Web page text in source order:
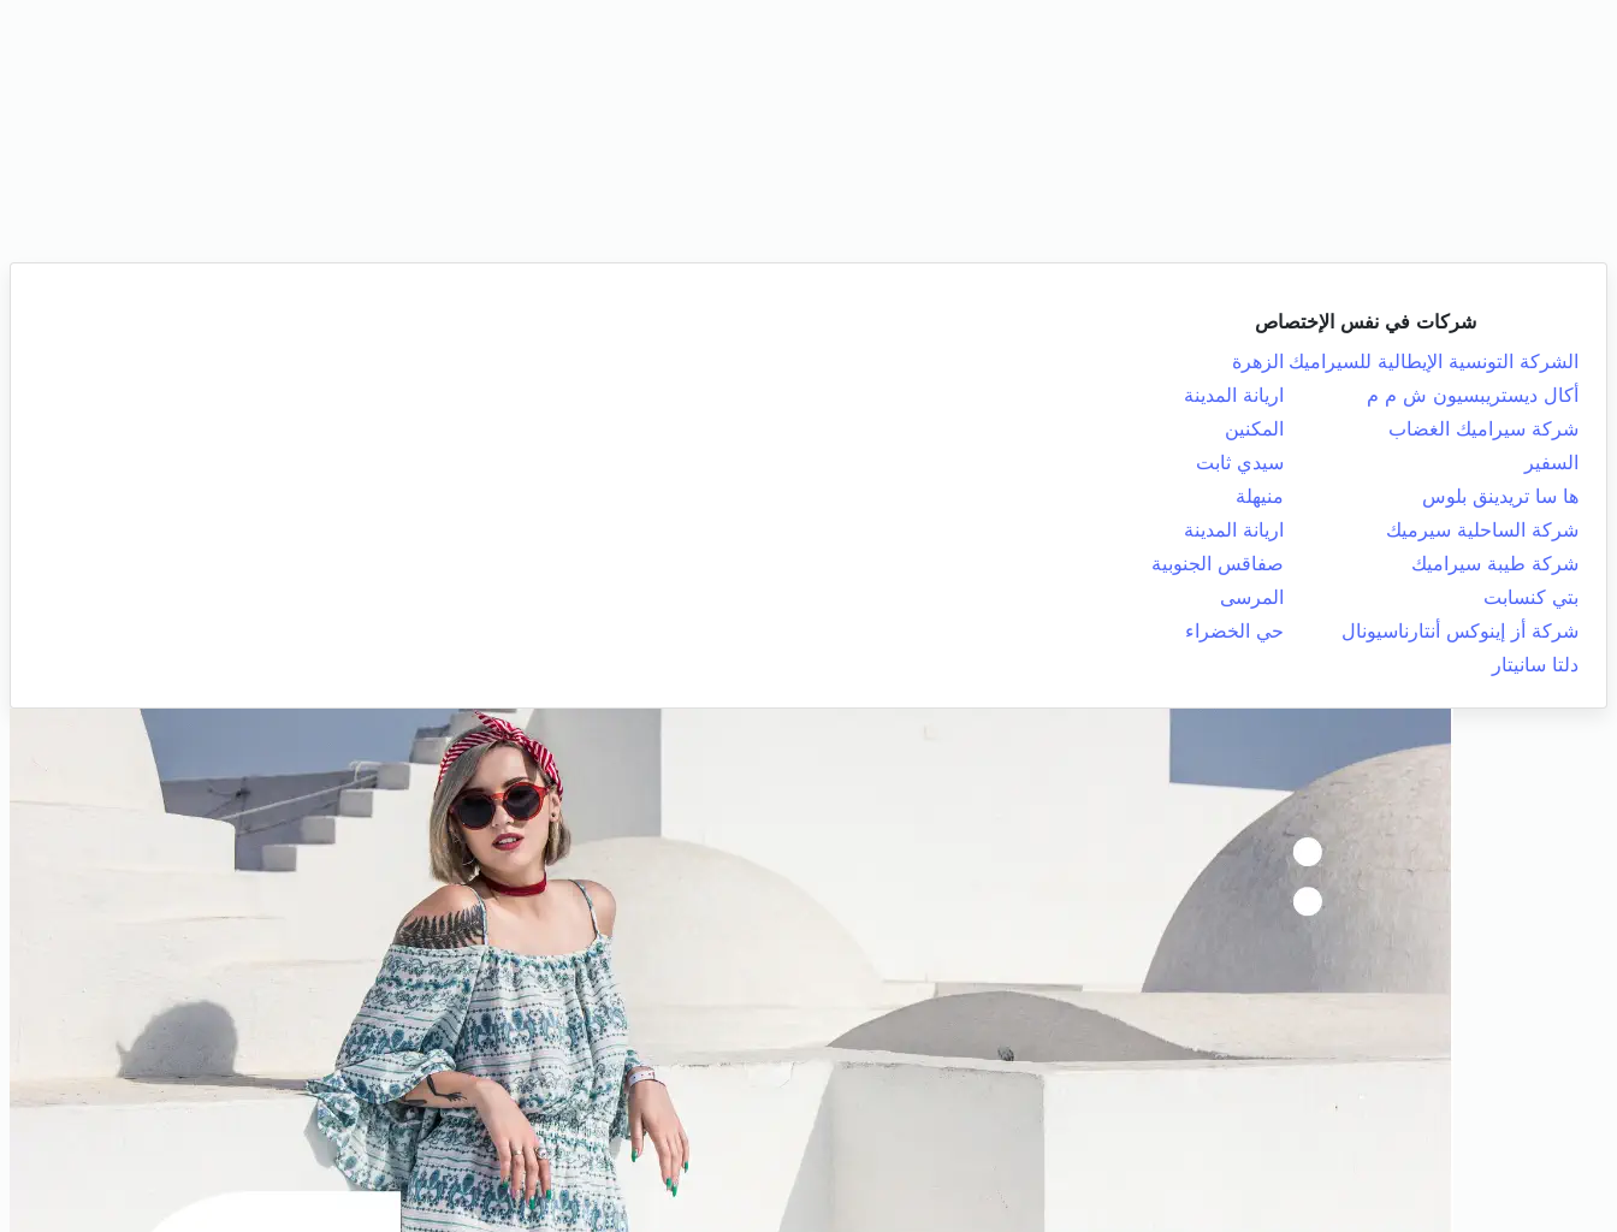
شركات في نفس الإختصاص
الشركة التونسية الإيطالية للسيراميك الزهرة
أكال ديستريبسيون ش م م
اريانة المدينة
شركة سيراميك الغضاب
المكنين
السفير
سيدي ثابت
ها سا تريدينق بلوس
منيهلة
شركة الساحلية سيرميك
اريانة المدينة
شركة طيبة سيراميك
صفاقس الجنوبية
بتي كنسابت
المرسى
شركة أز إينوكس أنتارناسيونال
حي الخضراء
دلتا سانيتار